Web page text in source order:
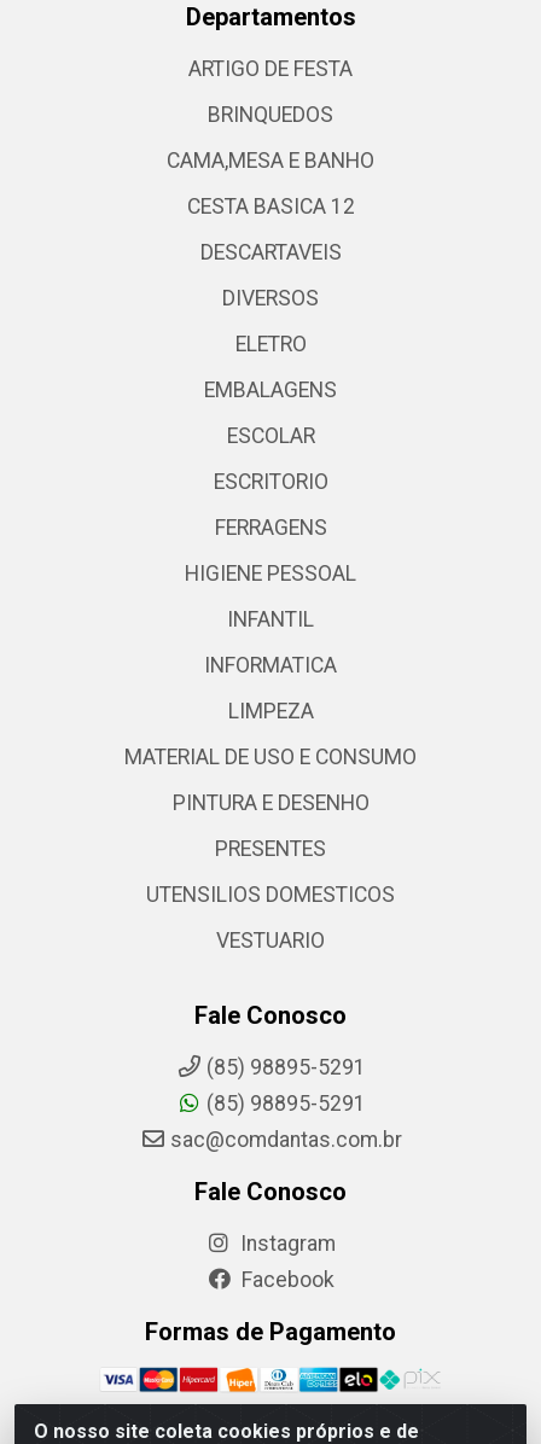
O nosso site coleta cookies próprios e de
Departamentos
ARTIGO DE FESTA
BRINQUEDOS
CAMA,MESA E BANHO
CESTA BASICA 12
DESCARTAVEIS
DIVERSOS
ELETRO
EMBALAGENS
ESCOLAR
ESCRITORIO
FERRAGENS
HIGIENE PESSOAL
INFANTIL
INFORMATICA
LIMPEZA
MATERIAL DE USO E CONSUMO
PINTURA E DESENHO
PRESENTES
UTENSILIOS DOMESTICOS
VESTUARIO
Fale Conosco
(85) 98895-5291
(85) 98895-5291
sac@comdantas.com.br
Fale Conosco
Instagram
Facebook
Formas de Pagamento